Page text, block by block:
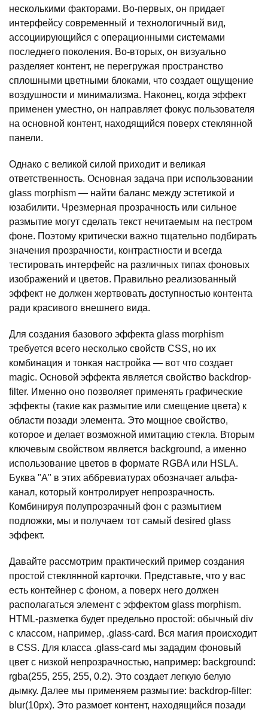
несколькими факторами. Во-первых, он придает
интерфейсу современный и технологичный вид,
ассоциирующийся с операционными системами
последнего поколения. Во-вторых, он визуально
разделяет контент, не перегружая пространство
сплошными цветными блоками, что создает ощущение
воздушности и минимализма. Наконец, когда эффект
применен уместно, он направляет фокус пользователя
на основной контент, находящийся поверх стеклянной
панели.
Однако с великой силой приходит и великая
ответственность. Основная задача при использовании
glass morphism — найти баланс между эстетикой и
юзабилити. Чрезмерная прозрачность или сильное
размытие могут сделать текст нечитаемым на пестром
фоне. Поэтому критически важно тщательно подбирать
значения прозрачности, контрастности и всегда
тестировать интерфейс на различных типах фоновых
изображений и цветов. Правильно реализованный
эффект не должен жертвовать доступностью контента
ради красивого внешнего вида.
Для создания базового эффекта glass morphism
требуется всего несколько свойств CSS, но их
комбинация и тонкая настройка — вот что создает
magic. Основой эффекта является свойство backdrop-
filter. Именно оно позволяет применять графические
эффекты (такие как размытие или смещение цвета) к
области позади элемента. Это мощное свойство,
которое и делает возможной имитацию стекла. Вторым
ключевым свойством является background, а именно
использование цветов в формате RGBA или HSLA.
Буква "A" в этих аббревиатурах обозначает альфа-
канал, который контролирует непрозрачность.
Комбинируя полупрозрачный фон с размытием
подложки, мы и получаем тот самый desired glass
эффект.
Давайте рассмотрим практический пример создания
простой стеклянной карточки. Представьте, что у вас
есть контейнер с фоном, а поверх него должен
располагаться элемент с эффектом glass morphism.
HTML-разметка будет предельно простой: обычный div
с классом, например, .glass-card. Вся магия происходит
в CSS. Для класса .glass-card мы зададим фоновый
цвет с низкой непрозрачностью, например: background:
rgba(255, 255, 255, 0.2). Это создает легкую белую
дымку. Далее мы применяем размытие: backdrop-filter:
blur(10px). Это размоет контент, находящийся позади